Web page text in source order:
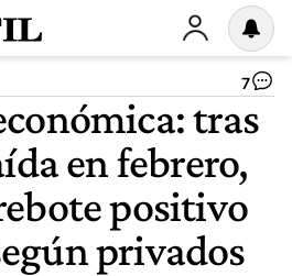
7
tras
en febrero,
positivo
privados